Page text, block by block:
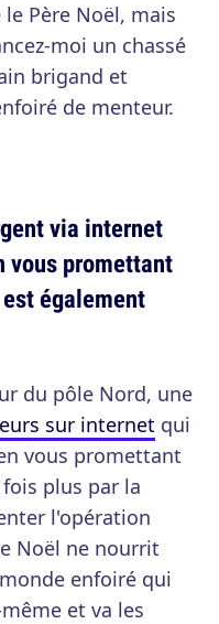
Père Noël, mais
moi un chassé
brigand et
de menteur.
via internet
vous promettant
également
du pôle Nord, une
sur internet qui
vous promettant
plus par la
l'opération
Noël ne nourrit
enfoiré qui
et va les